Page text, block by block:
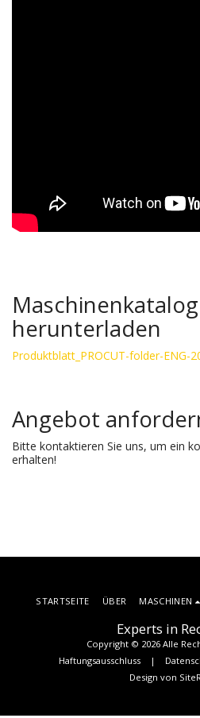
Maschinenkatalog
herunterladen
Produktblatt_PROCUT-folder-ENG-
Angebot
Bitte kontaktieren Sie uns, um ein
erhalten!
Experts in
Copyright © 2026 Alle
Haftungsausschluss |
Design von
STARTSEITE ÜBER MASCHINEN